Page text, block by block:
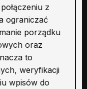
z
ograniczać
porządku
oraz
to
weryfikacji
wpisów do